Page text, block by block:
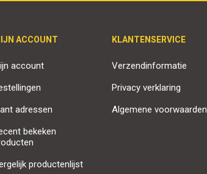
ACCOUNT
account
adressen
bekeken
productenlijst
KLANTENSERVICE
Verzendinformatie
Privacy verklaring
Algemene voorwaarden